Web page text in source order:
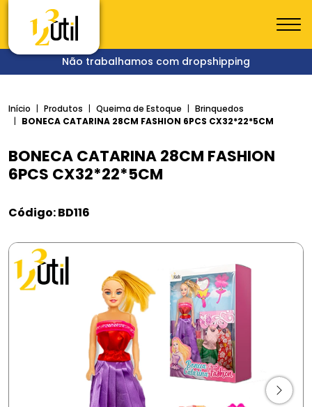
Não trabalhamos com dropshipping
Início Produtos Queima de Estoque
Brinquedos
BONECA CATARINA 28CM FASHION 6PCS CX32*22*5CM
BONECA CATARINA 28CM FASHION
6PCS CX32*22*5CM
Código: BD116